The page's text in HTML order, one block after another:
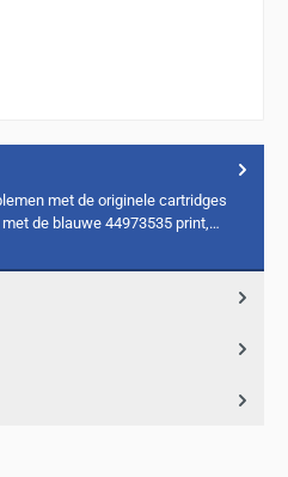
met de originele cartridges
de blauwe 44973535 print,…